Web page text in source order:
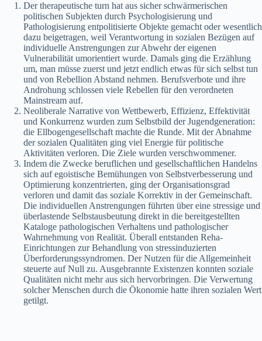
Der therapeutische turn hat aus sicher schwärmerischen
politischen Subjekten durch Psychologisierung und
Pathologisierung entpolitisierte Objekte gemacht oder wesentlich
dazu beigetragen, weil Verantwortung in sozialen Bezügen auf
individuelle Anstrengungen zur Abwehr der eigenen
Vulnerabilität umorientiert wurde. Damals ging die Erzählung
um, man müsse zuerst und jetzt endlich etwas für sich selbst tun
und von Rebellion Abstand nehmen. Berufsverbote und ihre
Androhung schlossen viele Rebellen für den verordneten
Mainstream auf.
Neoliberale Narrative von Wettbewerb, Effizienz, Effektivität
und Konkurrenz wurden zum Selbstbild der Jugendgeneration:
die Ellbogengesellschaft machte die Runde. Mit der Abnahme
der sozialen Qualitäten ging viel Energie für politische
Aktivitäten verloren. Die Ziele wurden verschwommener.
Indem die Zwecke beruflichen und gesellschaftlichen Handelns
sich auf egoistische Bemühungen von Selbstverbesserung und
Optimierung konzentrierten, ging der Organisationsgrad
verloren und damit das soziale Korrektiv in der Gemeinschaft.
Die individuellen Anstrengungen führten über eine stressige und
überlastende Selbstausbeutung direkt in die bereitgestellten
Kataloge pathologischen Verhaltens und pathologischer
Wahrnehmung von Realität. Überall entstanden Reha-
Einrichtungen zur Behandlung von stressinduzierten
Überforderungssyndromen. Der Nutzen für die Allgemeinheit
steuerte auf Null zu. Ausgebrannte Existenzen konnten soziale
Qualitäten nicht mehr aus sich hervorbringen. Die Verwertung
solcher Menschen durch die Ökonomie hatte ihren sozialen Wert
getilgt.